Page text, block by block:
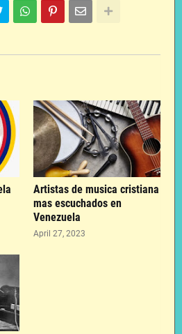
Artistas de musica cristiana
mas escuchados en
Venezuela
April 27, 2023